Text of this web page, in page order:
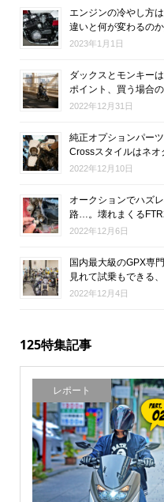
エンジンの冷やし方
違いと何が変わるのか
2023年1月1日
ダックスとモンキー
ポイント、買う場合
2022年12月31日
純正オプションパー
Crossスタイルはネオ
2022年12月10日
オークションでハズ
路…。壊れまくる
2022年12月6日
国内最大級のGPX専
見れて試乗もできる
2022年12月4日
125特集記事
レポート